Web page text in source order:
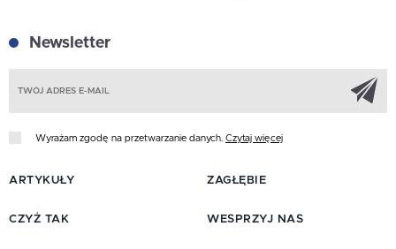
Newsletter
Wyrażam zgodę na przetwarzanie danych. Czytaj więcej
ARTYKUŁY
CZYŻ TAK
ZAGŁĘBIE
WESPRZYJ NAS